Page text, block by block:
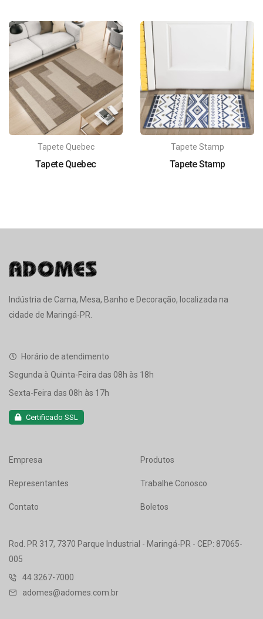
Tapete Quebec
Tapete Quebec
Tapete Stamp
Tapete Stamp
Indústria de Cama, Mesa, Banho e Decoração, localizada na
cidade de Maringá-PR.
Horário de atendimento
Segunda à Quinta-Feira das 08h às 18h
Sexta-Feira das 08h às 17h
Certificado SSL
Empresa Produtos
Representantes Trabalhe Conosco
Contato Boletos
Rod. PR 317, 7370 Parque Industrial - Maringá-PR - CEP: 87065-
005
44 3267-7000
adomes@adomes.com.br